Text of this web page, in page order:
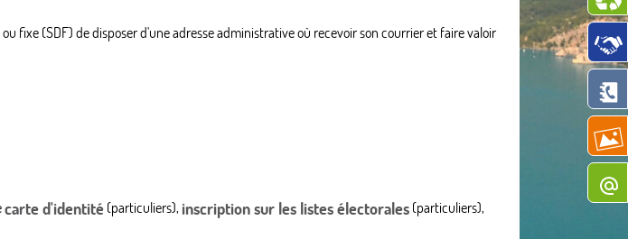
fixe (SDF) de disposer d'une adresse administrative où recevoir son courrier et faire valoir
carte d'identité (particuliers), inscription sur les listes électorales (particuliers),